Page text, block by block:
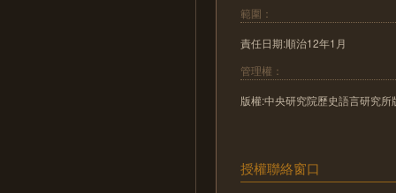
範圍：
責任日期:順治12年1月
管理權：
版權:中央研究院歷史語言研究所
授權聯絡窗口